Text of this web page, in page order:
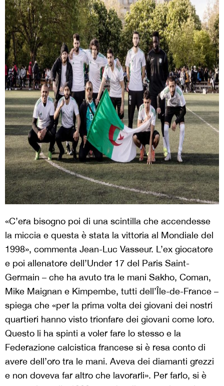
«C’era bisogno poi di una scintilla che accendesse
la miccia e questa è stata la vittoria al Mondiale del
1998», commenta Jean-Luc Vasseur. L’ex giocatore
e poi allenatore dell’Under 17 del Paris Saint-
Germain – che ha avuto tra le mani Sakho, Coman,
Mike Maignan e Kimpembe, tutti dell’Île-de-France –
spiega che «per la prima volta dei giovani dei nostri
quartieri hanno visto trionfare dei giovani come loro.
Questo li ha spinti a voler fare lo stesso e la
Federazione calcistica francese si è resa conto di
avere dell’oro tra le mani. Aveva dei diamanti grezzi
e non doveva far altro che lavorarli». Per farlo, si è